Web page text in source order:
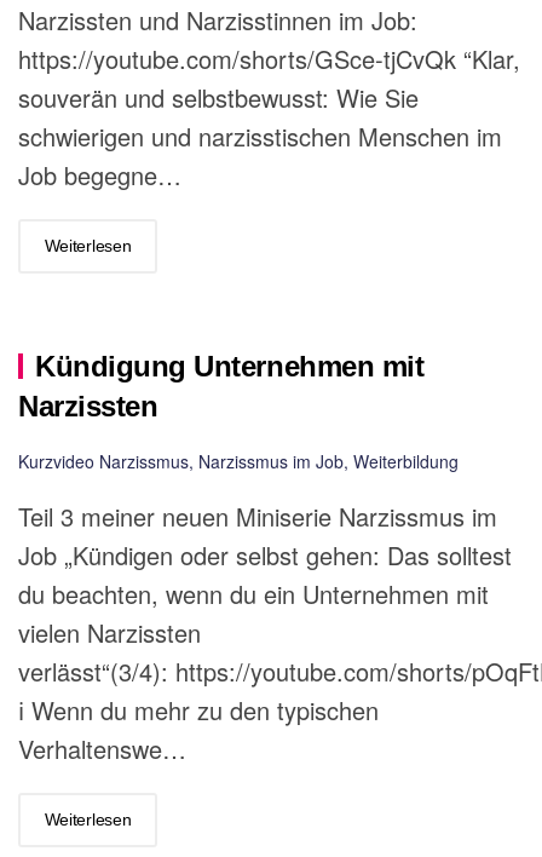
Narzissten und Narzisstinnen im Job:
https://youtube.com/shorts/GSce-tjCvQk “Klar,
souverän und selbstbewusst: Wie Sie
schwierigen und narzisstischen Menschen im
Job begegne…
Weiterlesen
Kündigung Unternehmen mit
Narzissten
Kurzvideo Narzissmus, Narzissmus im Job, Weiterbildung
Teil 3 meiner neuen Miniserie Narzissmus im
Job „Kündigen oder selbst gehen: Das solltest
du beachten, wenn du ein Unternehmen mit
vielen Narzissten
verlässt“(3/4): https://youtube.com/shorts/
ℹ️ Wenn du mehr zu den typischen
Verhaltenswe…
Weiterlesen